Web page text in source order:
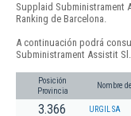
Supplaid Subministrament
Ranking de Barcelona.
A continuación podrá
Subministrament Assistit
Posición
Provincia
Nombre
3.366 URGIL SA